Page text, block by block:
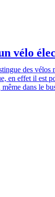
vélo
des vélos
en effet il est
même dans le